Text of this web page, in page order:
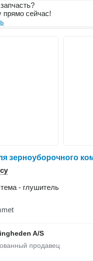
прямо сейчас!
- глушитель
A/S